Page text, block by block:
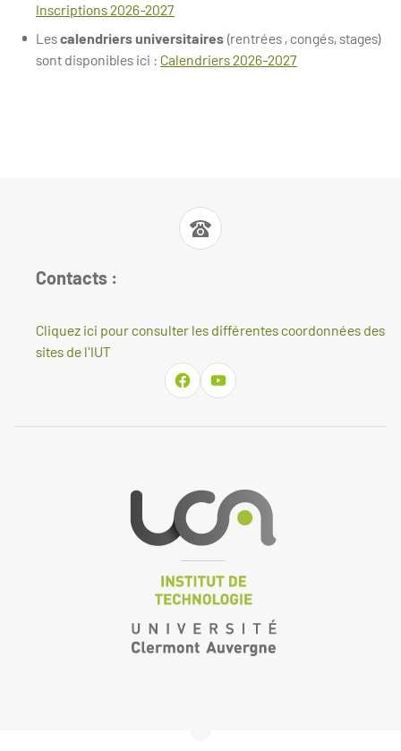
Inscriptions 2026-2027
Lescalendriers universitaires (rentrées , congés, stages)
sont disponibles ici : Calendriers 2026-2027
Contacts :
Cliquez ici pour consulter les différentes coordonnées des
sites de l'IUT